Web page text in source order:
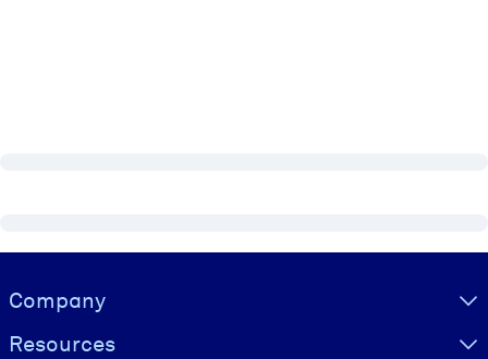
Visually hidden Text
Company
Resources